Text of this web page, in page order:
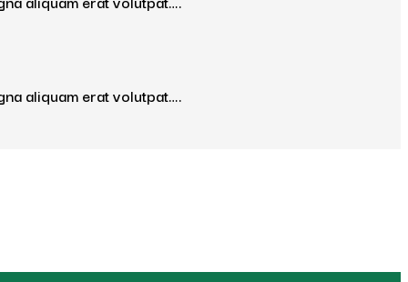
aliquam erat volutpat….